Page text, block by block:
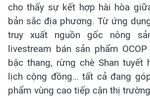
cho thấy sự kết hợp hài hòa
bản sắc địa phương. Từ ứng
truy xuất nguồn gốc nông
livestream bán sản phẩm
bậc thang, rừng chè Shan tuyết
lịch cộng đồng… tất cả đang
phẩm vùng cao tiếp cận thị